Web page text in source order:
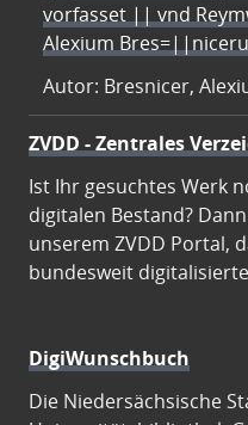
vorfasset || vnd
Alexium
Autor: Bresnicer,
ZVDD - Zentrales
Ist Ihr gesuchtes Werk
digitalen Bestand?
unserem ZVDD Portal,
bundesweit
DigiWunschbuch
Die Niedersächsische